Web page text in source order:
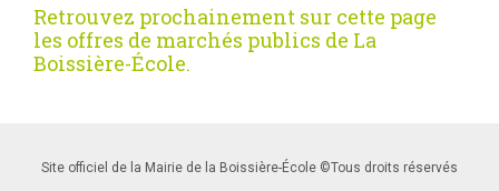
Retrouvez prochainement sur cette page
les offres de marchés publics de La
Boissière-École.
Site officiel de la Mairie de la Boissière-École ©Tous droits réservés